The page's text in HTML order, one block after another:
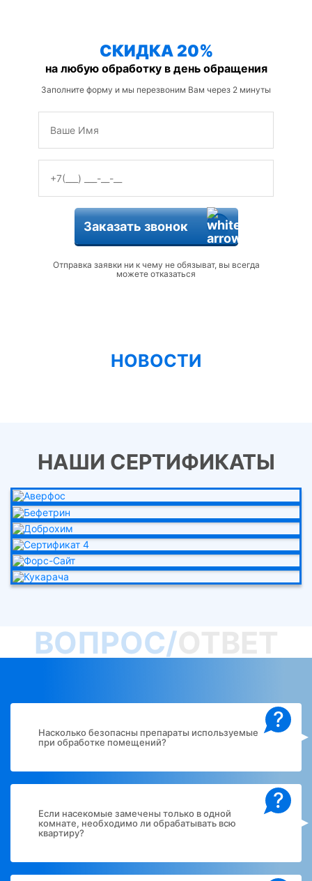
СКИДКА 20%
на любую обработку в день обращения
Заполните форму и мы перезвоним Вам через 2 минуты
Заказать звонок
Отправка заявки ни к чему не обязыват, вы всегда
можете отказаться
НОВОСТИ
НАШИ СЕРТИФИКАТЫ
ВОПРОС/
?
Насколько безопасны препараты используемые
при обработке помещений?
?
Если насекомые замечены только в одной
комнате, необходимо ли обрабатывать всю
квартиру?